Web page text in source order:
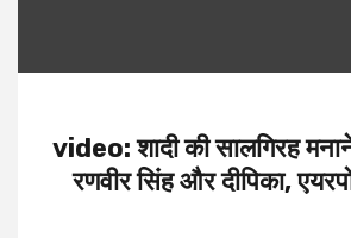
video: शादी की सालगिरह
रणवीर सिंह और दीपिका,